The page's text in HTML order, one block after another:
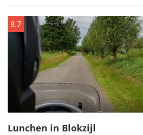
8.7
Lunchen in Blokzijl